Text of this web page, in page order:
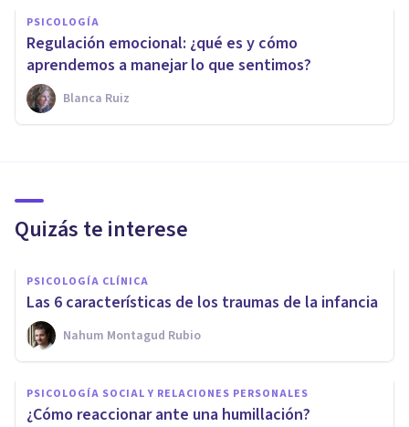
PSICOLOGÍA
Regulación emocional: ¿qué es y cómo
aprendemos a manejar lo que sentimos?
Blanca Ruiz
Quizás te interese
PSICOLOGÍA CLÍNICA
Las 6 características de los traumas de la infancia
Nahum Montagud Rubio
PSICOLOGÍA SOCIAL Y RELACIONES PERSONALES
¿Cómo reaccionar ante una humillación?